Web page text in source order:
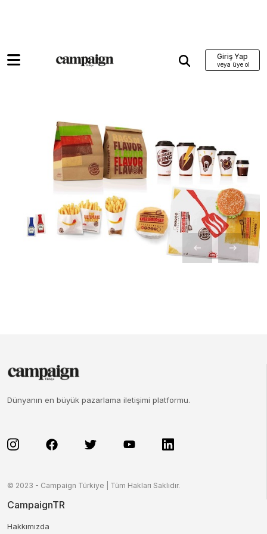
Giriş Yap
Dünyanın en büyük pazarlama iletişimi platformu.
© 2023 - Campaign Türkiye | Tüm Hakları Saklıdır.
CampaignTR
Hakkımızda